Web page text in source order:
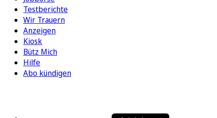
Testberichte
Wir Trauern
Anzeigen
Kiosk
Bütz Mich
Hilfe
Abo kündigen